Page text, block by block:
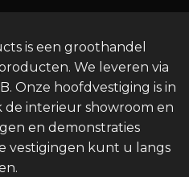
is een groothandel
We leveren via
Onze hoofdvestiging is in
de interieur showroom en
en demonstraties
vestigingen kunt u langs